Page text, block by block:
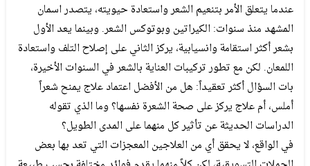
عندما يتعلق الأمر بتنعيم الشعر واستعادة حيويته، يتصدر اسمان
المشهد منذ سنوات: الكيراتين وبوتوكس الشعر. وبينما يعد الأول
بشعر أكثر استقامة وانسيابية، يركز الثاني على إصلاح التلف واستعادة
اللمعان. لكن مع تطور تركيبات العناية بالشعر في السنوات الأخيرة،
بات السؤال أكثر تعقيداً: هل من الأفضل اعتماد علاج يمنح شعراً
أملس، أم علاج يركز على صحة الشعرة نفسها؟ وما الذي تقوله
الدراسات الحديثة عن تأثير كل منهما على المدى الطويل؟
في الواقع، لا يحقق أي من العلاجين المعجزات التي تعد بها بعض